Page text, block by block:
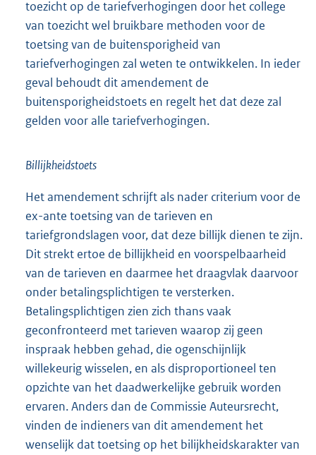
toezicht op de tariefverhogingen door het college
van toezicht wel bruikbare methoden voor de
toetsing van de buitensporigheid van
tariefverhogingen zal weten te ontwikkelen. In ieder
geval behoudt dit amendement de
buitensporigheidstoets en regelt het dat deze zal
gelden voor alle tariefverhogingen.
Billijkheidstoets
Het amendement schrijft als nader criterium voor de
ex-ante toetsing van de tarieven en
tariefgrondslagen voor, dat deze billijk dienen te zijn.
Dit strekt ertoe de billijkheid en voorspelbaarheid
van de tarieven en daarmee het draagvlak daarvoor
onder betalingsplichtigen te versterken.
Betalingsplichtigen zien zich thans vaak
geconfronteerd met tarieven waarop zij geen
inspraak hebben gehad, die ogenschijnlijk
willekeurig wisselen, en als disproportioneel ten
opzichte van het daadwerkelijke gebruik worden
ervaren. Anders dan de Commissie Auteursrecht,
vinden de indieners van dit amendement het
wenselijk dat toetsing op het bilijkheidskarakter van